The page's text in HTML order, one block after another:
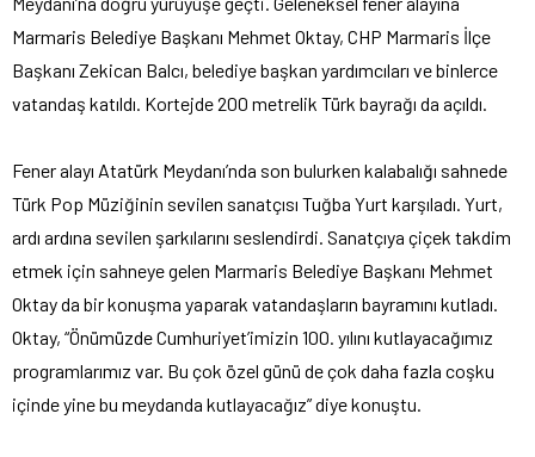
Marmaris Belediye Başkanı Mehmet Oktay, CHP Marmaris İlçe
Başkanı Zekican Balcı, belediye başkan yardımcıları ve binlerce
vatandaş katıldı. Kortejde 200 metrelik Türk bayrağı da açıldı.
Fener alayı Atatürk Meydanı’nda son bulurken kalabalığı sahnede
Türk Pop Müziğinin sevilen sanatçısı Tuğba Yurt karşıladı. Yurt,
ardı ardına sevilen şarkılarını seslendirdi. Sanatçıya çiçek takdim
etmek için sahneye gelen Marmaris Belediye Başkanı Mehmet
Oktay da bir konuşma yaparak vatandaşların bayramını kutladı.
Oktay, “Önümüzde Cumhuriyet’imizin 100. yılını kutlayacağımız
programlarımız var. Bu çok özel günü de çok daha fazla coşku
içinde yine bu meydanda kutlayacağız” diye konuştu.